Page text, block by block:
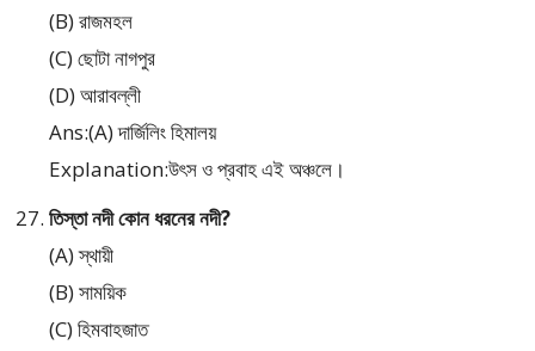
(B) রাজমহল
(C) ছোটা নাগপুর
(D) আরাবল্লী
Ans:(A) দার্জিলিং হিমালয়
Explanation:উৎস ও প্রবাহ এই অঞ্চলে।
তিস্তা নদী কোন ধরনের নদী?
(A) স্থায়ী
(B) সাময়িক
(C) হিমবাহজাত